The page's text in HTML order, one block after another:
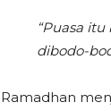
“Puasa
dibodo-
Ramadhan